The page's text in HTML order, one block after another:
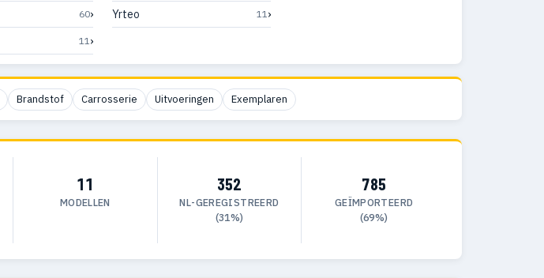
60›
11 ›
Yrteo 11›
Brandstof Carrosserie Uitvoeringen Exemplaren
11
MODELLEN
352
NL-GEREGISTREERD
(31%)
785
GEÏMPORTEERD
(69%)